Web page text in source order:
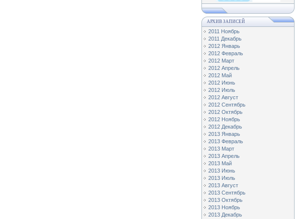
АРХИВ ЗАПИСЕЙ
2011 Ноябрь
2011 Декабрь
2012 Январь
2012 Февраль
2012 Март
2012 Апрель
2012 Май
2012 Июнь
2012 Июль
2012 Август
2012 Сентябрь
2012 Октябрь
2012 Ноябрь
2012 Декабрь
2013 Январь
2013 Февраль
2013 Март
2013 Апрель
2013 Май
2013 Июнь
2013 Июль
2013 Август
2013 Сентябрь
2013 Октябрь
2013 Ноябрь
2013 Декабрь